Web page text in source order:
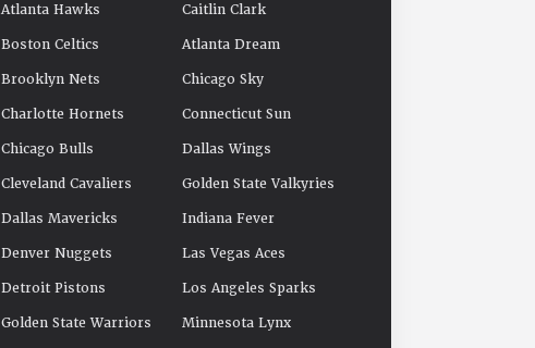
Atlanta Hawks
Boston Celtics
Brooklyn Nets
Charlotte Hornets
Chicago Bulls
Cleveland Cavaliers
Dallas Mavericks
Denver Nuggets
Detroit Pistons
Golden State Warriors
Caitlin Clark
Atlanta Dream
Chicago Sky
Connecticut Sun
Dallas Wings
Golden State Valkyries
Indiana Fever
Las Vegas Aces
Los Angeles Sparks
Minnesota Lynx